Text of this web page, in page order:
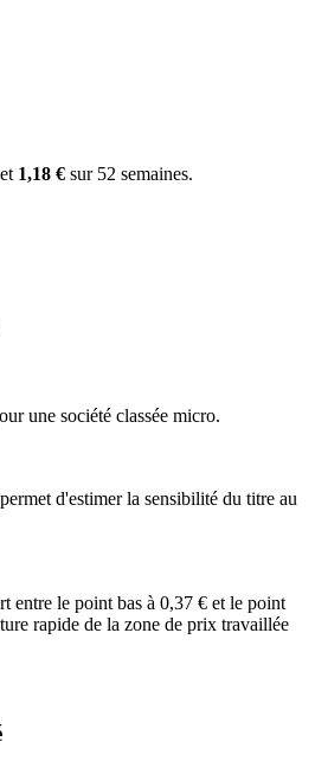
et 1,18 € sur 52 semaines.
une société classée micro.
d'estimer la sensibilité du titre au
entre le point bas à 0,37 € et le point
rapide de la zone de prix travaillée